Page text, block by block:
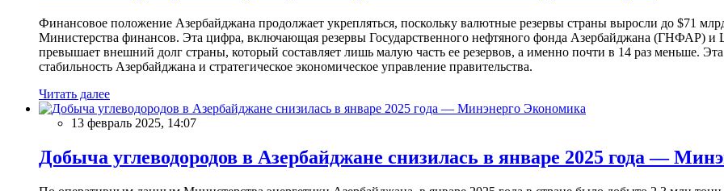
Финансовое положение Азербайджана продолжает укрепляться, поскольку валютные резервы страны выросли до $71
Министерства финансов. Эта цифра, включающая резервы Государственного нефтяного фонда Азербайджана (ГНФАР) и
превышает внешний долг страны, который составляет лишь малую часть ее резервов, а именно почти в 14 раз меньше.
стабильность Азербайджана и стратегическое экономическое управление правительства.
Читать далее
Экономика
13 февраль 2025, 14:07
Добыча углеводородов в Азербайджане снизилась в январе 2025 года —